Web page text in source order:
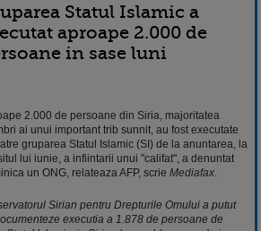
Statul Islamic a
aproape 2.000 de
in sase luni
2.000 de persoane din Siria, majoritatea
ai unui important trib sunnit, au fost executate
gruparea Statul Islamic (SI) de la anuntarea, la
lui iunie, a infiintarii unui "califat", a denuntat
un ONG, relateaza AFP, scrie Mediafax
Sirian pentru Drepturile Omului a putut
executia a 1.878 de persoane de